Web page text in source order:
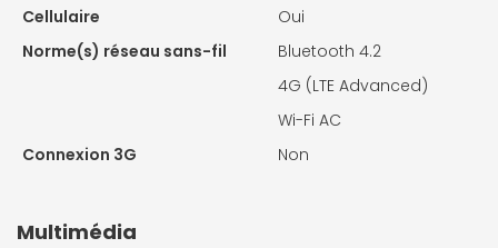
Cellulaire
Oui
Norme(s) réseau sans-fil
Bluetooth 4.2
4G (LTE Advanced)
Wi-Fi AC
Connexion 3G
Non
Multimédia